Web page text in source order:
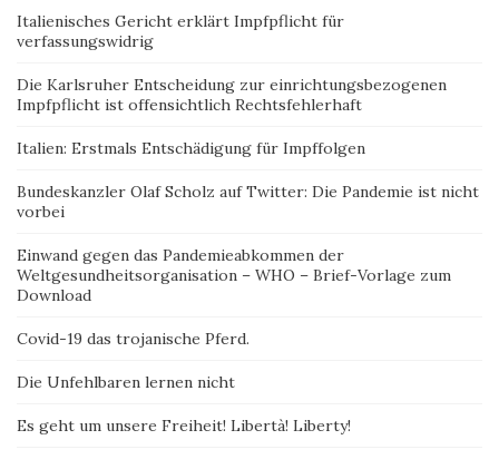
Italienisches Gericht erklärt Impfpflicht für
verfassungswidrig
Die Karlsruher Entscheidung zur einrichtungsbezogenen
Impfpflicht ist offensichtlich Rechtsfehlerhaft
Italien: Erstmals Entschädigung für Impffolgen
Bundeskanzler Olaf Scholz auf Twitter: Die Pandemie ist nicht
vorbei
Einwand gegen das Pandemieabkommen der
Weltgesundheitsorganisation – WHO – Brief-Vorlage zum
Download
Covid-19 das trojanische Pferd.
Die Unfehlbaren lernen nicht
Es geht um unsere Freiheit! Libertà! Liberty!